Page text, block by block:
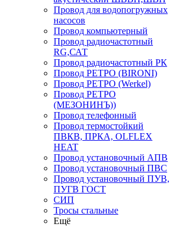
Провод для водопогружных
насосов
Провод компьютерный
Провод радиочастотный
RG,САТ
Провод радиочастотный РК
Провод РЕТРО (BIRONI)
Провод РЕТРО (Werkel)
Провод РЕТРО
(МЕЗОНИНЪ))
Провод телефонный
Провод термостойкий
ПВКВ, ПРКА, OLFLEX
HEAT
Провод установочный АПВ
Провод установочный ПВС
Провод установочный ПУВ,
ПУГВ ГОСТ
СИП
Тросы стальные
Ещё